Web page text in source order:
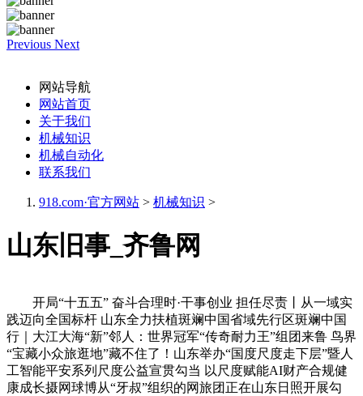
Previous Next
网站导航
网站首页
关于我们
机械知识
机械自动化
联系我们
918.com·官方网站 > 机械知识 >
山东旧事_齐鲁网
开局“十五五” 奋斗合理时·干事创业 担任尽责丨从一域实
践迈向全国标杆 山东全力扶植斑斓中国省域先行区斑斓中国
行｜大江大海“新”邻人：世界冠军“传奇耐力王”组团来鲁 鸟界
“宝藏小众旅逛地”藏不住了！山东举办“国度尺度走下层”暨人
工智能平安系列尺度公益宣贯勾当 以尺度赋能AI财产合规健
康成长摄网球博从“牙叔”组织的网旅团正在山东日照开展勾